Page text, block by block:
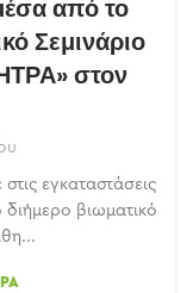
από το
Σεμινάριο
στον
εγκαταστάσεις
βιωματικό